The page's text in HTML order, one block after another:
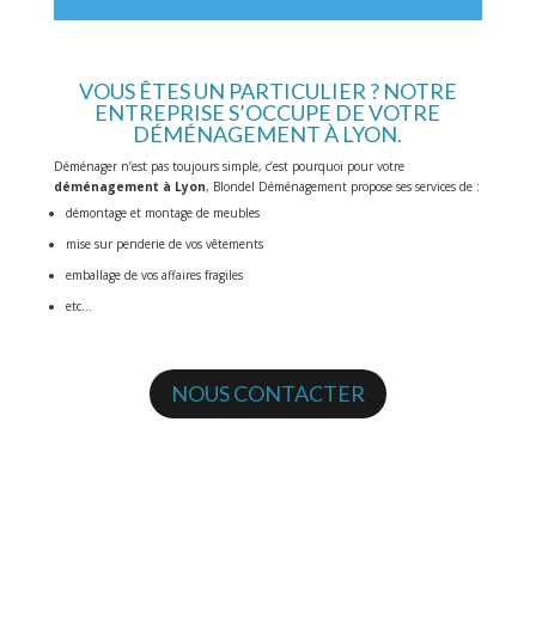
VOUS ÊTES UN PARTICULIER ? NOTRE
ENTREPRISE S’OCCUPE DE VOTRE
DÉMÉNAGEMENT À LYON.
Déménager n’est pas toujours simple, c’est pourquoi pour votre
déménagement à Lyon, Blondel Déménagement propose ses services de :
démontage et montage de meubles
mise sur penderie de vos vêtements
emballage de vos affaires fragiles
etc…
NOUS CONTACTER